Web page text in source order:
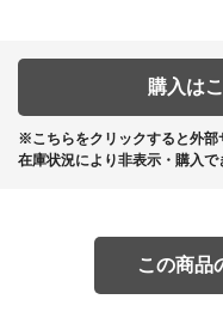
購入は
※こちらをクリックすると外部
在庫状況により非表示・購入で
この商品